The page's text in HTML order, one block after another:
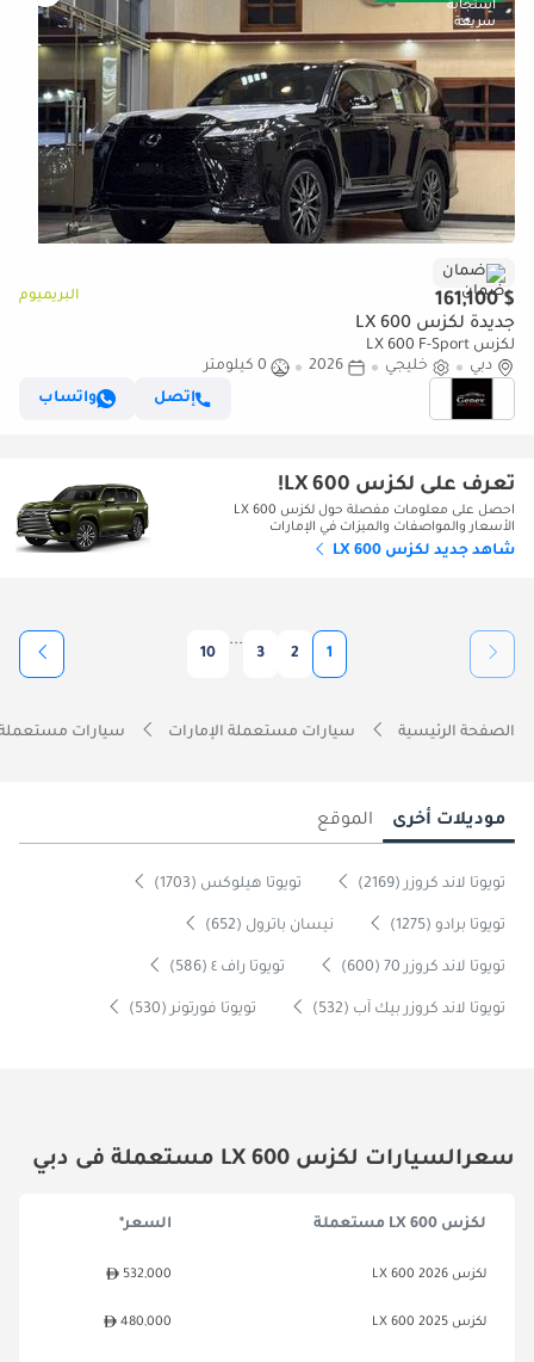
ضمان
$ 161,100 البريميوم
جديدة لكزس LX 600
لكزس LX 600 F-Sport
دبي
خليجي 2026
0 كيلومتر
إتصل
واتساب
تعرف على لكزس LX 600!
احصل على معلومات مفصلة حول لكزس LX 600
الأسعار والمواصفات والميزات في الإمارات
شاهد جديد لكزس LX 600
1
2
3
...
10
الصفحة الرئيسية سيارات مستعملة الإمارات سيارات
موديلات أخرى الموقع
تويوتا لاند كروزر (2169) تويوتا هيلوكس (1703)
تويوتا برادو (1275) نيسان باترول (652)
تويوتا لاند كروزر 70 (600) تويوتا راف ٤ (586)
تويوتا لاند كروزر بيك آب (532) تويوتا فورتونر (530)
سعرالسيارات لكزس LX 600 مستعملة فى دبي
لكزس LX 600 مستعملة السعر*
لكزس LX 600 2026 532,000
لكزس LX 600 2025 480,000